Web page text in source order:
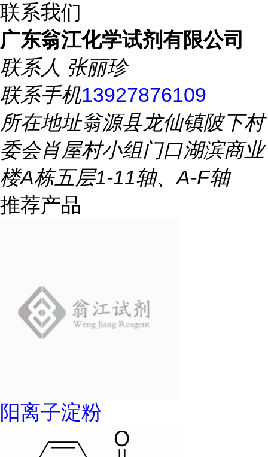
联系我们
广东翁江化学试剂有限公司
联系人 张丽珍
联系手机13927876109
所在地址翁源县龙仙镇陂下村
委会肖屋村小组门口湖滨商业
楼A栋五层1-11轴、A-F轴
推荐产品
阳离子淀粉